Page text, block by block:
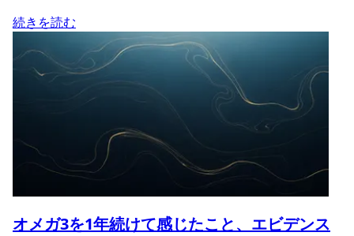
続きを読む
オメガ3を1年続けて感じたこと、エビデンス